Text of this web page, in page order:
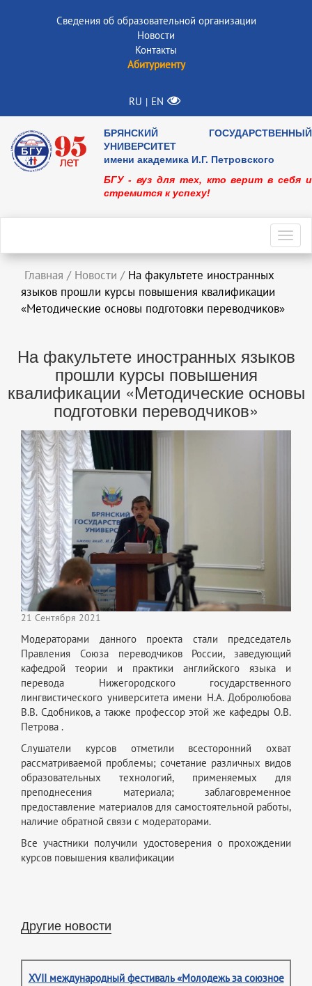
Сведения об образовательной организации
Новости
Контакты
Абитуриенту
RU | EN
БРЯНСКИЙ ГОСУДАРСТВЕННЫЙ
УНИВЕРСИТЕТ
имени академика И.Г. Петровского
БГУ - вуз для тех, кто верит в себя и
стремится к успеху!
Главная / Новости / На факультете иностранных
языков прошли курсы повышения квалификации
«Методические основы подготовки переводчиков»
На факультете иностранных языков
прошли курсы повышения
квалификации «Методические основы
подготовки переводчиков»
21 Сентября 2021
Модераторами данного проекта стали председатель
Правления Союза переводчиков России, заведующий
кафедрой теории и практики английского языка и
перевода Нижегородского государственного
лингвистического университета имени Н.А. Добролюбова
В.В. Сдобников, а также профессор этой же кафедры О.В.
Петрова .
Слушатели курсов отметили всесторонний охват
рассматриваемой проблемы; сочетание различных видов
образовательных технологий, применяемых для
преподнесения материала; заблаговременное
предоставление материалов для самостоятельной работы,
наличие обратной связи с модераторами.
Все участники получили удостоверения о прохождении
курсов повышения квалификации
Другие новости
XVII международный фестиваль «Молодежь за союзное